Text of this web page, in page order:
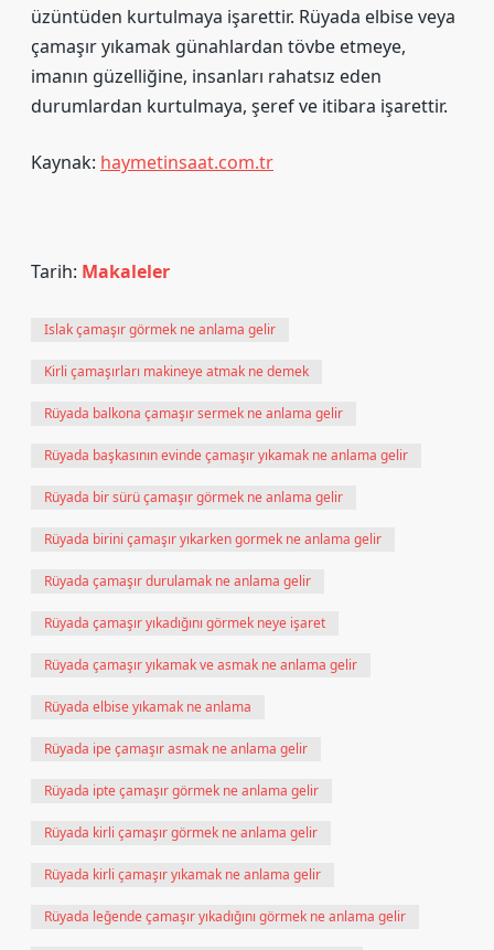
üzüntüden kurtulmaya işarettir. Rüyada elbise veya
çamaşır yıkamak günahlardan tövbe etmeye,
imanın güzelliğine, insanları rahatsız eden
durumlardan kurtulmaya, şeref ve itibara işarettir.
Kaynak: haymetinsaat.com.tr
Tarih: Makaleler
Islak çamaşır görmek ne anlama gelir
Kirli çamaşırları makineye atmak ne demek
Rüyada balkona çamaşır sermek ne anlama gelir
Rüyada başkasının evinde çamaşır yıkamak ne anlama gelir
Rüyada bir sürü çamaşır görmek ne anlama gelir
Rüyada birini çamaşır yıkarken gormek ne anlama gelir
Rüyada çamaşır durulamak ne anlama gelir
Rüyada çamaşır yıkadığını görmek neye işaret
Rüyada çamaşır yıkamak ve asmak ne anlama gelir
Rüyada elbise yıkamak ne anlama
Rüyada ipe çamaşır asmak ne anlama gelir
Rüyada ipte çamaşır görmek ne anlama gelir
Rüyada kirli çamaşır görmek ne anlama gelir
Rüyada kirli çamaşır yıkamak ne anlama gelir
Rüyada leğende çamaşır yıkadığını görmek ne anlama gelir